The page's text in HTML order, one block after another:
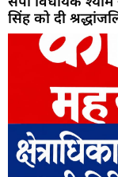
सिंह को दी